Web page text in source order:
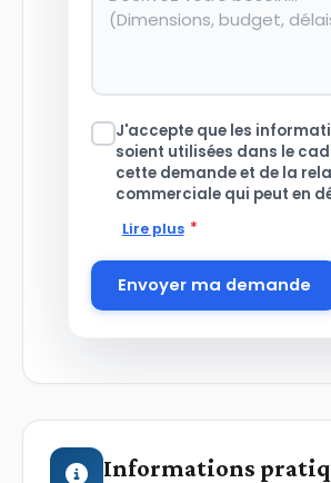
J'accepte que les
soient utilisées dans le
cette demande et de la
commerciale qui peut en
Lire plus *
Envoyer ma demande
Informations